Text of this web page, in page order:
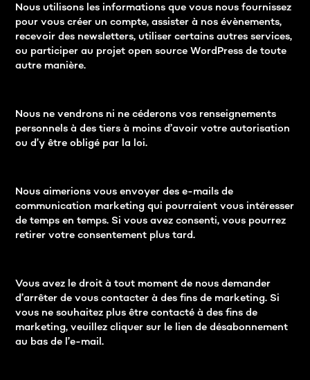
Nous utilisons les informations que vous nous fournissez
pour vous créer un compte, assister à nos évènements,
recevoir des newsletters, utiliser certains autres services,
ou participer au projet open source WordPress de toute
autre manière.
Nous ne vendrons ni ne céderons vos renseignements
personnels à des tiers à moins d’avoir votre autorisation
ou d’y être obligé par la loi.
Nous aimerions vous envoyer des e-mails de
communication marketing qui pourraient vous intéresser
de temps en temps. Si vous avez consenti, vous pourrez
retirer votre consentement plus tard.
Vous avez le droit à tout moment de nous demander
d’arrêter de vous contacter à des fins de marketing. Si
vous ne souhaitez plus être contacté à des fins de
marketing, veuillez cliquer sur le lien de désabonnement
au bas de l’e-mail.